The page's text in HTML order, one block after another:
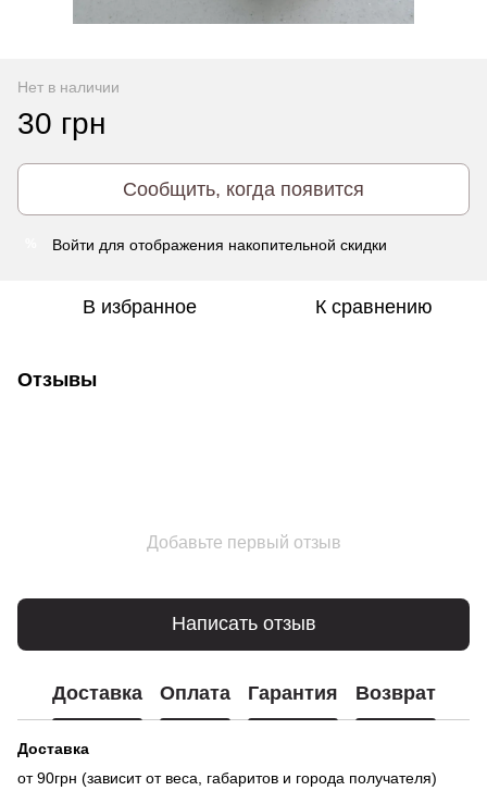
Нет в наличии
30 грн
Сообщить, когда появится
Войти для отображения накопительной скидки
В избранное К сравнению
Отзывы
Добавьте первый отзыв
Написать отзыв
Доставка Оплата Гарантия Возврат
Доставка
от 90грн (зависит от веса, габаритов и города получателя)